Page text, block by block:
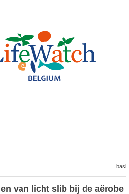
van licht slib bij de aërobe